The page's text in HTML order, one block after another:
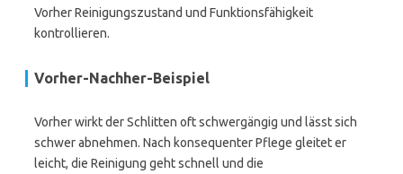
Vorher Reinigungszustand und Funktionsfähigkeit
kontrollieren.
Vorher-Nachher-Beispiel
Vorher wirkt der Schlitten oft schwergängig und lässt sich
schwer abnehmen. Nach konsequenter Pflege gleitet er
leicht, die Reinigung geht schnell und die